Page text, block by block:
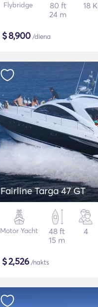
Flybridge
80 ft
24 m
18
$8,900 /diena
Fairline Targa 47 GT
Motor Yacht
48 ft
15 m
4
$2,526/nakts